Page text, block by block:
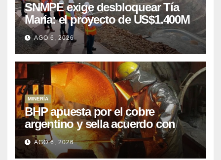
SNMPE exige desbloquear Tía
María: el proyecto de US$1.400M
que Perú lleva 15 años
posponiendo
AGO 6, 2026
MINERÍA
BHP apuesta por el cobre
argentino y sella acuerdo con
Kobrea para siete proyecto
AGO 6, 2026